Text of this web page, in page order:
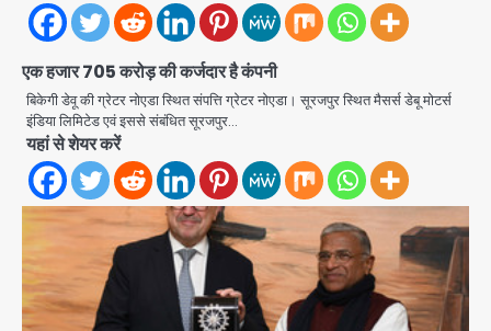
एक हजार 705 करोड़ की कर्जदार है कंपनी
बिकेगी डेवू की ग्रेटर नोएडा स्थित संपत्ति ग्रेटर नोएडा। सूरजपुर स्थित मैसर्स डेबू मोटर्स
इंडिया लिमिटेड एवं इससे संबंधित सूरजपुर…
यहां से शेयर करें
2
Baramati Airport Plane Crash:
रनवे पर ट्रेनी विमान क्रैश, जांच शुरू
Avinash Kumar
3
पुणे में प्रशिक्षण विमान हादसे का शिकार, कोई
हताहत नहीं
Team JHJ